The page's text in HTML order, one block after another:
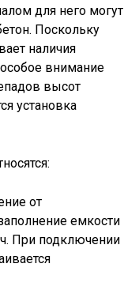
для него могут
Поскольку
наличия
внимание
высот
установка
от
емкости
При подключении